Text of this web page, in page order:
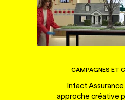
CAMPAGNES ET
Intact
approche créative